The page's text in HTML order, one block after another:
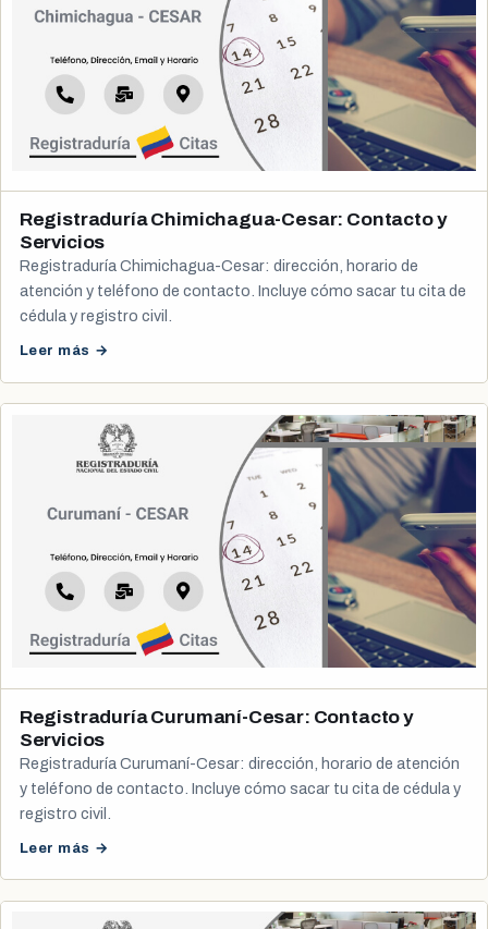
Registraduría Chimichagua-Cesar: Contacto y
Servicios
Registraduría Chimichagua-Cesar: dirección, horario de
atención y teléfono de contacto. Incluye cómo sacar tu cita de
cédula y registro civil.
Leer más →
Registraduría Curumaní-Cesar: Contacto y
Servicios
Registraduría Curumaní-Cesar: dirección, horario de atención
y teléfono de contacto. Incluye cómo sacar tu cita de cédula y
registro civil.
Leer más →